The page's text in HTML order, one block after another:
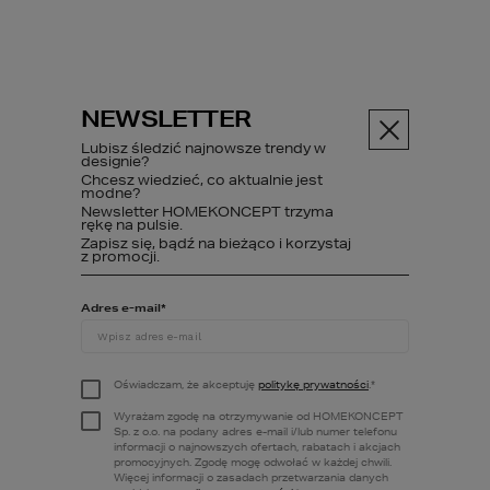
NEWSLETTER
Lubisz śledzić najnowsze trendy w
designie?
Chcesz wiedzieć, co aktualnie jest
modne?
Newsletter HOMEKONCEPT trzyma
rękę na pulsie.
Zapisz się, bądź na bieżąco i korzystaj
z promocji.
Adres e-mail*
Oświadczam, że akceptuję politykę prywatności.*
Wyrażam zgodę na otrzymywanie od HOMEKONCEPT
Sp. z o.o. na podany adres e-mail i/lub numer telefonu
informacji o najnowszych ofertach, rabatach i akcjach
promocyjnych. Zgodę mogę odwołać w każdej chwili.
Więcej informacji o zasadach przetwarzania danych
Społeczność Forum
Szukaj wątku
FILTRUJ
<< Powrót do tematów